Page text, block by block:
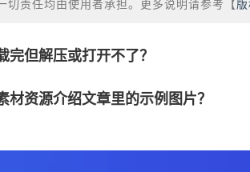
切责任均由使用者承担。更多说明请参考【
完但解压或打开不了？
材资源介绍文章里的示例图片？